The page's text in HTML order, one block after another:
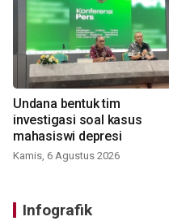
Undana bentuk tim
investigasi soal kasus
mahasiswi depresi
Kamis, 6 Agustus 2026
Infografik